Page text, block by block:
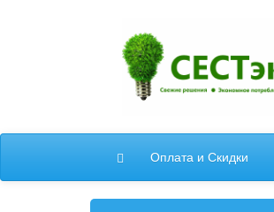
Оплата и Скидки